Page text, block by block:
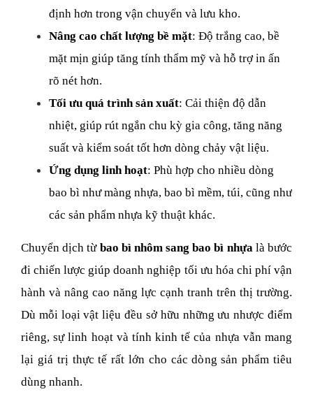
định hơn trong vận chuyển và lưu kho.
Nâng cao chất lượng bề mặt: Độ trắng cao, bề
mặt mịn giúp tăng tính thẩm mỹ và hỗ trợ in ấn
rõ nét hơn.
Tối ưu quá trình sản xuất: Cải thiện độ dẫn
nhiệt, giúp rút ngắn chu kỳ gia công, tăng năng
suất và kiểm soát tốt hơn dòng chảy vật liệu.
Ứng dụng linh hoạt: Phù hợp cho nhiều dòng
bao bì như màng nhựa, bao bì mềm, túi, cũng như
các sản phẩm nhựa kỹ thuật khác.
Chuyển dịch từ bao bì nhôm sang bao bì nhựa là bước
đi chiến lược giúp doanh nghiệp tối ưu hóa chi phí vận
hành và nâng cao năng lực cạnh tranh trên thị trường.
Dù mỗi loại vật liệu đều sở hữu những ưu nhược điểm
riêng, sự linh hoạt và tính kinh tế của nhựa vẫn mang
lại giá trị thực tế rất lớn cho các dòng sản phẩm tiêu
dùng nhanh.